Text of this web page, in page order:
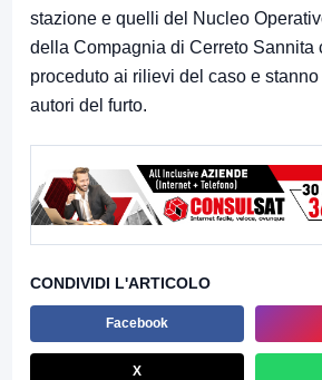
stazione e quelli del Nucleo
della Compagnia di Cerreto Sannita
proceduto ai rilievi del caso e
autori del furto.
CONDIVIDI L'ARTICOLO
Facebook
X